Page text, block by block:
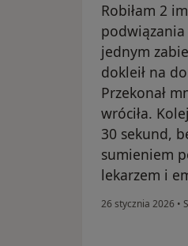
Robiłam 2
podwiązania
jednym
dokleił na
Przekonał
wróciła.
30 sekund,
sumieniem
lekarzem i
26 stycznia 2026 •